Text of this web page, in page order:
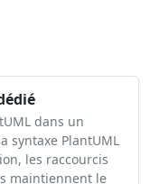
dans un
syntaxe PlantUML
les raccourcis
maintiennent le